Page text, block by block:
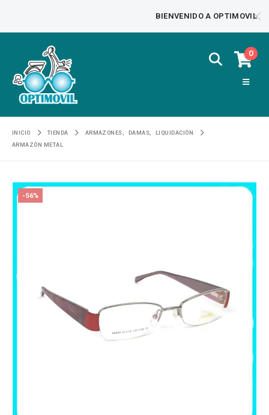
BIENVENIDO A OPTIMOVIL
0
INICIO TIENDA ARMAZONES DAMAS
LIQUIDACIÓN
ARMAZÓN METAL
-56%